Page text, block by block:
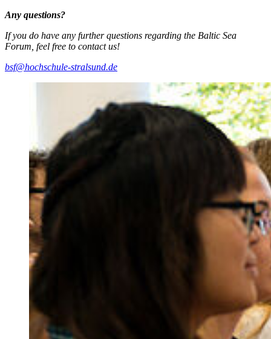
Any questions?
If you do have any further questions regarding the Baltic Sea
Forum, feel free to contact us!
bsf@hochschule-stralsund.de